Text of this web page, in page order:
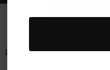
Betaal achteraf met